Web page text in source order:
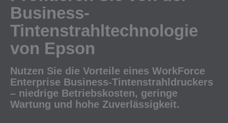
Business-
Tintenstrahltechnologie
von Epson
Nutzen Sie die Vorteile eines WorkForce
Enterprise Business-Tintenstrahldruckers
– niedrige Betriebskosten, geringe
Wartung und hohe Zuverlässigkeit.